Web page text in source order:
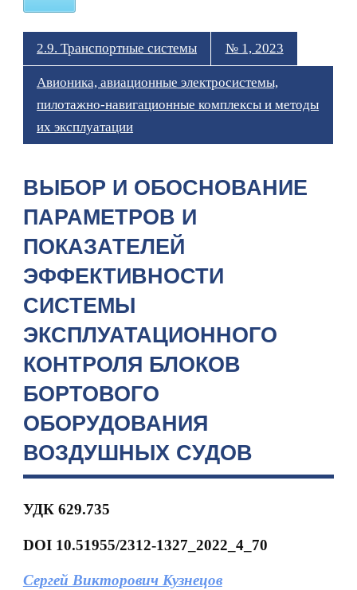
2.9. Транспортные системы № 1, 2023
Авионика, авиационные электросистемы,
пилотажно-навигационные комплексы и методы
их эксплуатации
ВЫБОР И ОБОСНОВАНИЕ
ПАРАМЕТРОВ И
ПОКАЗАТЕЛЕЙ
ЭФФЕКТИВНОСТИ
СИСТЕМЫ
ЭКСПЛУАТАЦИОННОГО
КОНТРОЛЯ БЛОКОВ
БОРТОВОГО
ОБОРУДОВАНИЯ
ВОЗДУШНЫХ СУДОВ
УДК 629.735
DOI 10.51955/2312-1327_2022_4_70
Сергей Викторович Кузнецов